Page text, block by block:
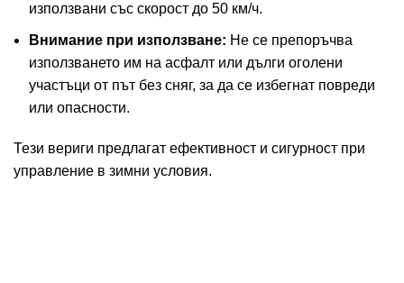
използвани със скорост до 50 км/ч.
Внимание при използване: Не се препоръчва
използването им на асфалт или дълги оголени
участъци от път без сняг, за да се избегнат повреди
или опасности.
Тези вериги предлагат ефективност и сигурност при
управление в зимни условия.